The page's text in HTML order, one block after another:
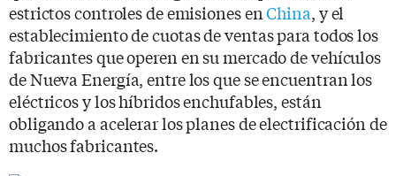
estrictos controles de emisiones enChina, y el
establecimiento de cuotas de ventas para todos los
fabricantes que operen en su mercado de vehículos
de Nueva Energía, entre los que se encuentran los
eléctricos y los híbridos enchufables, están
obligando a acelerar los planes de electrificación de
muchos fabricantes.